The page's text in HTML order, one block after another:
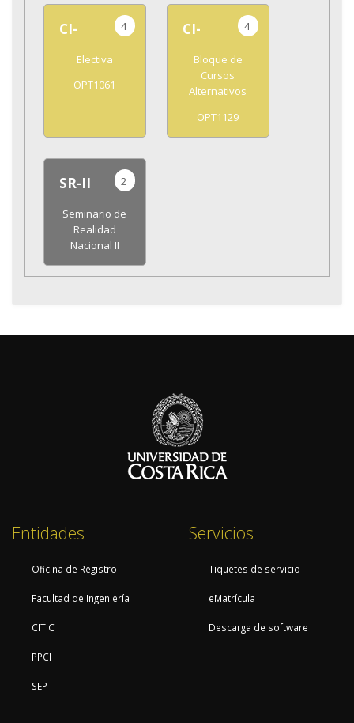
CI-
Electiva
OPT1061
4 CI-
Bloque de
Cursos
Alternativos
OPT1129
4
SR-II
Seminario de
Realidad
Nacional II
2
Entidades
Oficina de Registro
Facultad de Ingeniería
CITIC
PPCI
SEP
Servicios
Tiquetes de servicio
eMatrícula
Descarga de software